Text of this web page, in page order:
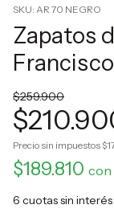
SKU: AR 70 NEGRO
Zapatos
$259.900
Precio sin impuestos
$189.810 con
6 cuotas sin